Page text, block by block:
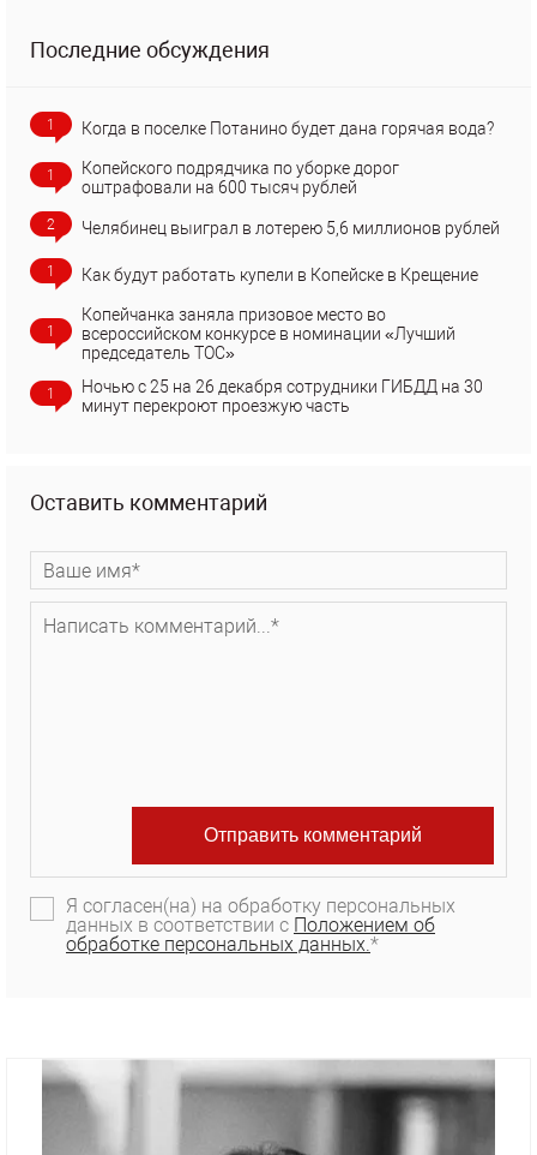
Последние обсуждения
1 Когда в поселке Потанино будет дана горячая вода?
1
Копейского подрядчика по уборке дорог
оштрафовали на 600 тысяч рублей
2 Челябинец выиграл в лотерею 5,6 миллионов рублей
1 Как будут работать купели в Копейске в Крещение
1
Копейчанка заняла призовое место во
всероссийском конкурсе в номинации «Лучший
председатель ТОС»
1
Ночью с 25 на 26 декабря сотрудники ГИБДД на 30
минут перекроют проезжую часть
Оставить комментарий
Я согласен(на) на обработку персональных
данных в соответствии с Положением об
обработке персональных данных.*